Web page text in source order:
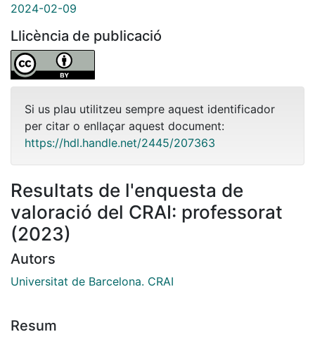
2024-02-09
Llicència de publicació
Si us plau utilitzeu sempre aquest identificador
per citar o enllaçar aquest document:
https://hdl.handle.net/2445/207363
Resultats de l'enquesta de
valoració del CRAI: professorat
(2023)
Autors
Universitat de Barcelona. CRAI
Resum